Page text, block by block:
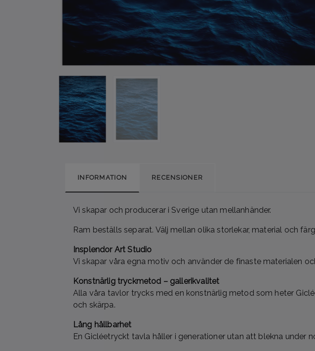
INFORMATION RECENSIONER
Vi skapar och producerar i Sverige utan mellanhänder.
Ram beställs separat. Välj mellan olika storlekar, material och
Insplendor Art Studio
Vi skapar våra egna motiv och använder de finaste materialen
Konstnärlig tryckmetod – gallerikvalitet
Alla våra tavlor trycks med en konstnärlig metod som heter
och skärpa.
Lång hållbarhet
En Gicléetryckt tavla håller i generationer utan att blekna under